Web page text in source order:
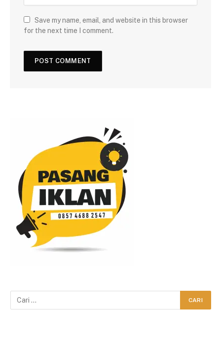
Save my name, email, and website in this browser
for the next time I comment.